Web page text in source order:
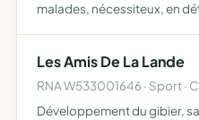
malades, nécessiteux, en
Les Amis De La Lande
RNA W533001646 · Sport ·
Développement du gibier,